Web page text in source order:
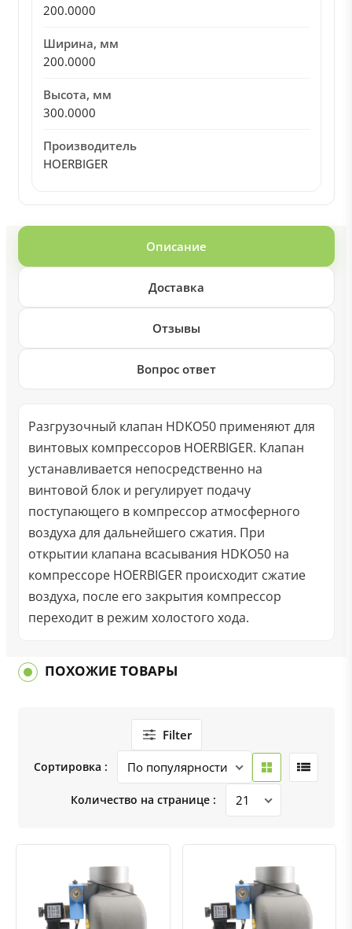
200.0000
Ширина, мм
200.0000
Высота, мм
300.0000
Производитель
HOERBIGER
Описание
Доставка
Отзывы
Вопрос ответ
Разгрузочный клапан HDKO50 применяют для
винтовых компрессоров HOERBIGER. Клапан
устанавливается непосредственно на
винтовой блок и регулирует подачу
поступающего в компрессор атмосферного
воздуха для дальнейшего сжатия. При
открытии клапана всасывания HDKO50 на
компрессоре HOERBIGER происходит сжатие
воздуха, после его закрытия компрессор
переходит в режим холостого хода.
ПОХОЖИЕ ТОВАРЫ
Filter
Сортировка :
Количество на странице :